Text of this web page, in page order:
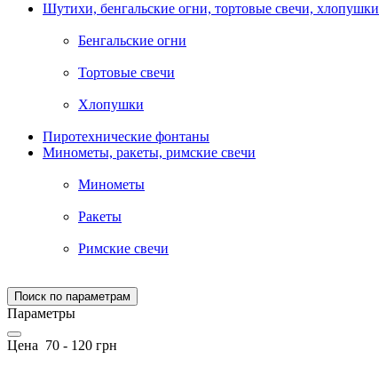
Шутихи, бенгальские огни, тортовые свечи, хлопушки
Бенгальские огни
Тортовые свечи
Хлопушки
Пиротехнические фонтаны
Минометы, ракеты, римские свечи
Минометы
Ракеты
Римские свечи
Поиск по параметрам
Параметры
Цена 70 - 120 грн